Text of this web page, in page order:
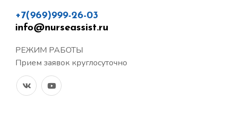
+7(969)999-26-03
info@nurseassist.ru
РЕЖИМ РАБОТЫ
Прием заявок круглосуточно